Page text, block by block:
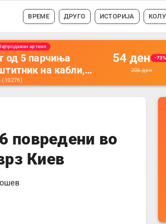
ВРЕМЕ ДРУГО ИСТОРИЈА
#1 Најпродавано
за полнење на
кој се монтира
ѕид -
и за ТВ
управувач
4.5(16742
56 ден -35%
87ден
повредени во
Киев